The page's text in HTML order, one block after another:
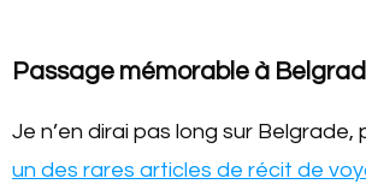
Passage mémorable à
Je n’en dirai pas long sur Belgrade,
un des rares articles de récit de